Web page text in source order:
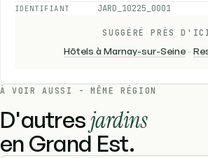
IDENTIFIANT JARD_10225_0001
SUGGÉRÉ PRÈS
Hôtels à Marnay-sur-Seine -
À VOIR AUSSI - MÊME RÉGION
D'autresjardins
en Grand Est.